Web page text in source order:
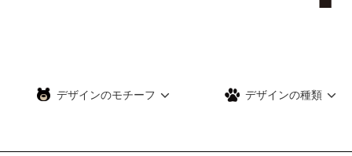
デザインのモチーフ デザインの種類